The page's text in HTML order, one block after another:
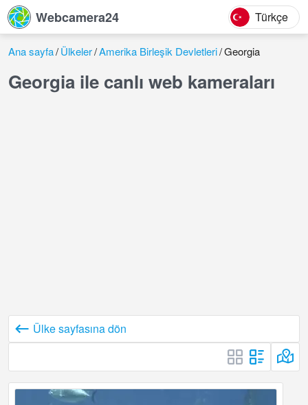
Webcamera24 Türkçe
Ana sayfa Ülkeler Amerika Birleşik Devletleri Georgia
Georgia ile canlı web kameraları
Ülke sayfasına dön